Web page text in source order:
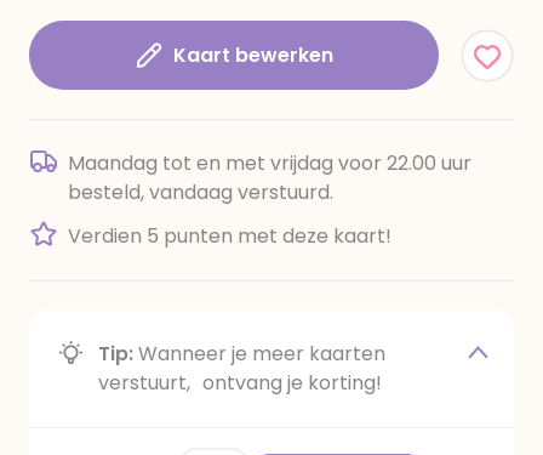
Kaart bewerken
Maandag tot en met vrijdag voor 22.00 uur
besteld, vandaag verstuurd.
Verdien 5 punten met deze kaart!
Tip:Wanneer je meer kaarten
verstuurt, ontvang je korting!